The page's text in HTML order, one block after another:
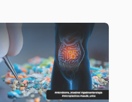
você quer trabalhar;
de vida.